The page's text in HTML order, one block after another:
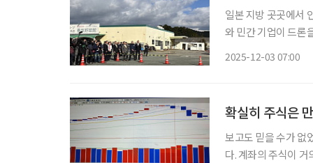
일본 지방 곳곳에서
와 민간 기업이 드론
2025-12-03 07:00
확실히 주식은
보고도 믿을 수가 없
다. 계좌의 주식이